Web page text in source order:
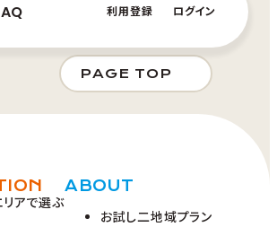
利用登録 ログイン
PAGE TOP
アで選ぶ
ABOUT
お試し二地域プラン